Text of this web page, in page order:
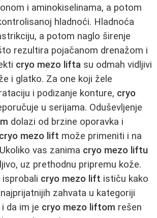
i aminokiselinama, a potom
hladnoći. Hladnoća
a potom naglo širenje
rezultira pojačanom drenažom i
cryo mezo lifta su odmah vidljivi
i glatko. Za one koji žele
i podizanje konture, cryo
u serijama. Oduševljenje
dolazi od brzine oporavka i
cryo mezo lift može primeniti i na
vas zanima cryo mezo liftu
uz prethodnu pripremu kože.
isprobali cryo mezo lift ističu kako
zahvata u kategoriji
i da im je cryo mezo liftom rešen